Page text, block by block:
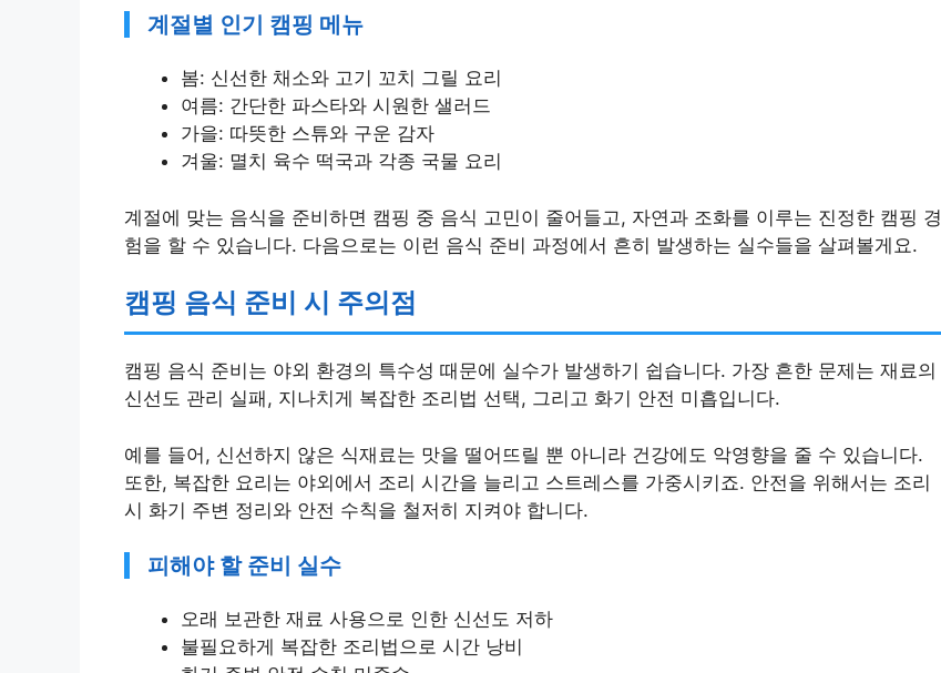
계절별 인기 캠핑 메뉴
봄: 신선한 채소와 고기 꼬치 그릴 요리
여름: 간단한 파스타와 시원한 샐러드
가을: 따뜻한 스튜와 구운 감자
겨울: 멸치 육수 떡국과 각종 국물 요리
계절에 맞는 음식을 준비하면 캠핑 중 음식 고민이 줄어들고, 자연과 조화를 이루는 진정한 캠핑 경
험을 할 수 있습니다. 다음으로는 이런 음식 준비 과정에서 흔히 발생하는 실수들을 살펴볼게요.
캠핑 음식 준비 시 주의점
캠핑 음식 준비는 야외 환경의 특수성 때문에 실수가 발생하기 쉽습니다. 가장 흔한 문제는 재료의
신선도 관리 실패, 지나치게 복잡한 조리법 선택, 그리고 화기 안전 미흡입니다.
예를 들어, 신선하지 않은 식재료는 맛을 떨어뜨릴 뿐 아니라 건강에도 악영향을 줄 수 있습니다.
또한, 복잡한 요리는 야외에서 조리 시간을 늘리고 스트레스를 가중시키죠. 안전을 위해서는 조리
시 화기 주변 정리와 안전 수칙을 철저히 지켜야 합니다.
피해야 할 준비 실수
오래 보관한 재료 사용으로 인한 신선도 저하
불필요하게 복잡한 조리법으로 시간 낭비